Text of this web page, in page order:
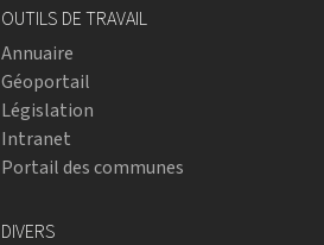
OUTILS DE TRAVAIL
Annuaire
Géoportail
Législation
Intranet
Portail des communes
DIVERS